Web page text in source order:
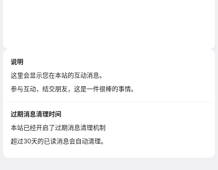
说明
这里会显示您在本站的互动消息。
参与互动，结交朋友，这是一件很棒的事情。
过期消息清理时间
本站已经开启了过期消息清理机制
超过30天的已读消息会自动清理。